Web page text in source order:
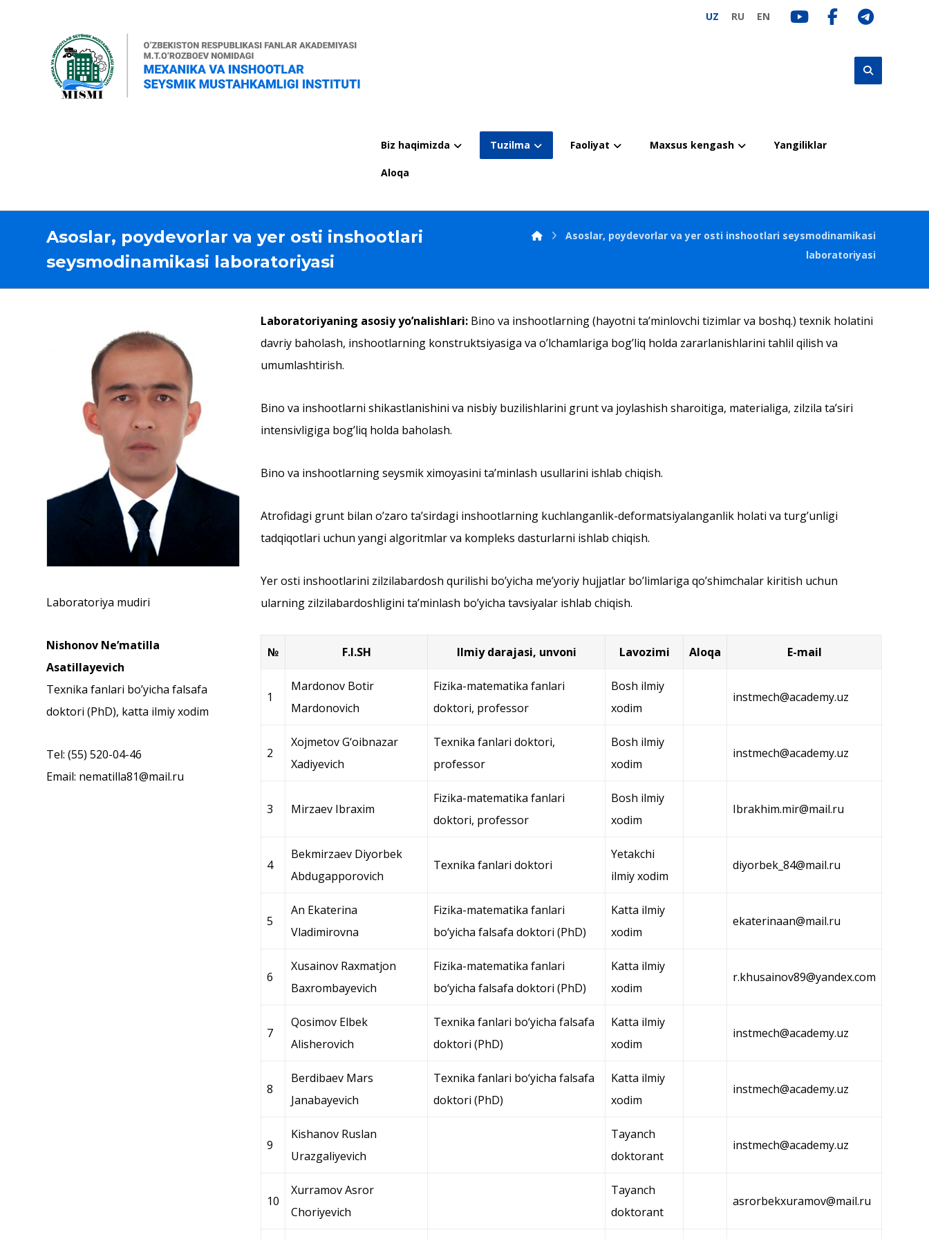
UZ RU EN
Biz haqimizda Tuzilma Faoliyat Maxsus kengash Yangiliklar
Aloqa
Asoslar, poydevorlar va yer osti inshootlari
seysmodinamikasi laboratoriyasi
Asoslar, poydevorlar va yer osti inshootlari seysmodinamikasi
laboratoriyasi
Laboratoriya mudiri
Nishonov Neʼmatilla
Аsatillayevich
Texnika fanlari boʼyicha falsafa
doktori (PhD), katta ilmiy xodim
Tel: (55) 520-04-46
Email: nematilla81@mail.ru
Laboratoriyaning asosiy yoʼnalishlari: Bino va inshootlarning (hayotni taʼminlovchi tizimlar va boshq.) texnik holatini
davriy baholash, inshootlarning konstruktsiyasiga va oʼlchamlariga bogʼliq holda zararlanishlarini tahlil qilish va
umumlashtirish.
Bino va inshootlarni shikastlanishini va nisbiy buzilishlarini grunt va joylashish sharoitiga, materialiga, zilzila taʼsiri
intensivligiga bogʼliq holda baholash.
Bino va inshootlarning seysmik ximoyasini taʼminlash usullarini ishlab chiqish.
Аtrofidagi grunt bilan oʼzaro taʼsirdagi inshootlarning kuchlanganlik-deformatsiyalanganlik holati va turgʼunligi
tadqiqotlari uchun yangi algoritmlar va kompleks dasturlarni ishlab chiqish.
Yer osti inshootlarini zilzilabardosh qurilishi boʼyicha meʼyoriy hujjatlar boʼlimlariga qoʼshimchalar kiritish uchun
ularning zilzilabardoshligini taʼminlash boʼyicha tavsiyalar ishlab chiqish.
№ F.I.SH Ilmiy darajasi, unvoni Lavozimi Aloqa E-mail
1
Mardonov Botir
Mardonovich
Fizika-matematika fanlari
doktori, professor
Bosh ilmiy
xodim
instmech@academy.uz
2
Xojmetov G‘oibnazar
Xadiyevich
Texnika fanlari doktori,
professor
Bosh ilmiy
xodim
instmech@academy.uz
3 Mirzaev Ibraxim
Fizika-matematika fanlari
doktori, professor
Bosh ilmiy
xodim
Ibrakhim.mir@mail.ru
4
Bekmirzaev Diyorbek
Abdugapporovich
Texnika fanlari doktori
Yetakchi
ilmiy xodim
diyorbek_84@mail.ru
5
An Ekaterina
Vladimirovna
Fizika-matematika fanlari
bo‘yicha falsafa doktori (PhD)
Katta ilmiy
xodim
ekaterinaan@mail.ru
6
Xusainov Raxmatjon
Baxrombayevich
Fizika-matematika fanlari
bo‘yicha falsafa doktori (PhD)
Katta ilmiy
xodim
r.khusainov89@yandex.com
7
Qosimov Elbek
Alisherovich
Texnika fanlari bo‘yicha falsafa
doktori (PhD)
Katta ilmiy
xodim
instmech@academy.uz
8
Berdibaev Mars
Janabayevich
Texnika fanlari bo‘yicha falsafa
doktori (PhD)
Katta ilmiy
xodim
instmech@academy.uz
9
Kishanov Ruslan
Urazgaliyevich
Tayanch
doktorant
instmech@academy.uz
10
Xurramov Asror
Choriyevich
Tayanch
doktorant
asrorbekxuramov@mail.ru